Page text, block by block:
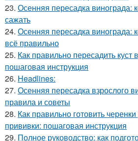
23. Осенняя пересадка винограда:
сажать
24. Осенняя пересадка винограда:
всё правильно
25. Как правильно пересадить куст
пошаговая инструкция
26. Headlines:
27. Осенняя пересадка взрослого
правила и советы
28. Как правильно готовить
прививки: пошаговая инструкция
29. Полное руководство: как